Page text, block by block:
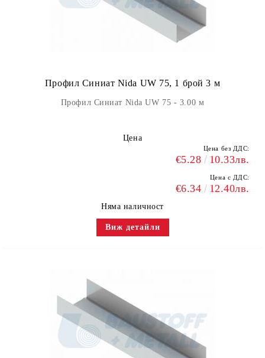
Профил Синиат Nida UW 75, 1 брой 3 м
Профил Синиат Nida UW 75 - 3.00 м
Цена
Цена без ДДС:
€5.28 10.33лв.
Цена с ДДС:
€6.34 12.40лв.
Няма наличност
Виж детайли